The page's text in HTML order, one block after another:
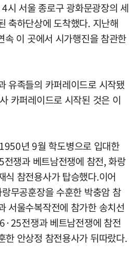
시 서울 종로구 광화문광장의 세
축하단상에 도착했다. 지난해
속 이 곳에서 시가행진을 참관한
유족들의 카퍼레이드로 시작됐
카퍼레이드로 시작된 것은 이
년 9월 학도병으로 입대한
쟁과 베트남전쟁에 참전, 화랑
식 참전용사가 탑승했다.이어
무공훈장을 수훈한 박충암 참
서울수복작전에 참가한 송치선
전쟁과 베트남전쟁에 참전
한 안상정 참전용사가 뒤따랐다.